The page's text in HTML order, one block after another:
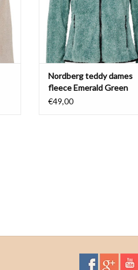
Nordberg teddy dames
fleece Emerald Green
€49,00